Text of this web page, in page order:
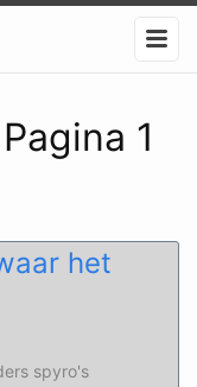
Pagina 1
het
spyro's